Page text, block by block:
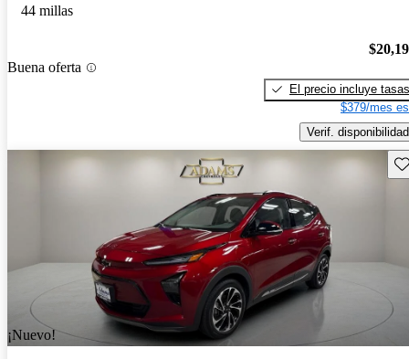
44 millas
Buena oferta
El precio incluye tasas
$379/mes
Verif. disponibilidad
¡Nuevo!